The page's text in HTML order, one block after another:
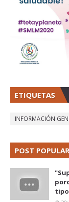
ETIQUETAS
INFORMACIÓN
POST
tipo